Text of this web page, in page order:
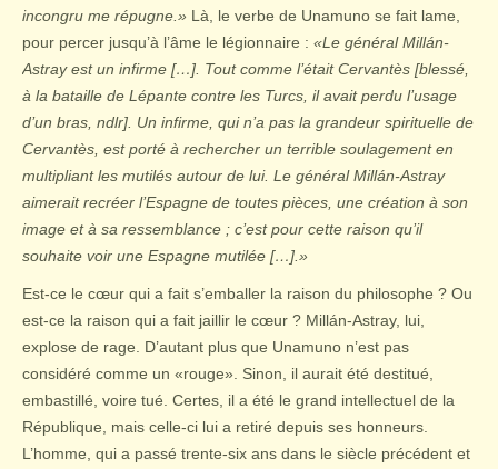
incongru me répugne.» Là, le verbe de Unamuno se fait lame,
pour percer jusqu’à l’âme le légionnaire : «Le général Millán-
Astray est un infirme […]. Tout comme l’était Cervantès [blessé,
à la bataille de Lépante contre les Turcs, il avait perdu l’usage
d’un bras, ndlr]. Un infirme, qui n’a pas la grandeur spirituelle de
Cervantès, est porté à rechercher un terrible soulagement en
multipliant les mutilés autour de lui. Le général Millán-Astray
aimerait recréer l’Espagne de toutes pièces, une création à son
image et à sa ressemblance ; c’est pour cette raison qu’il
souhaite voir une Espagne mutilée […].»
Est-ce le cœur qui a fait s’emballer la raison du philosophe ? Ou
est-ce la raison qui a fait jaillir le cœur ? Millán-Astray, lui,
explose de rage. D’autant plus que Unamuno n’est pas
considéré comme un «rouge». Sinon, il aurait été destitué,
embastillé, voire tué. Certes, il a été le grand intellectuel de la
République, mais celle-ci lui a retiré depuis ses honneurs.
L’homme, qui a passé trente-six ans dans le siècle précédent et